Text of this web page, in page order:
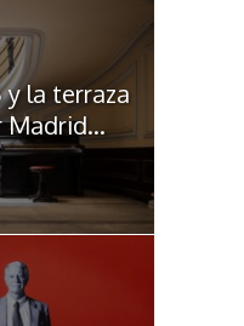
y la terraza
Madrid...